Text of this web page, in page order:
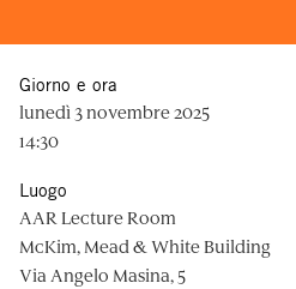
Giorno e ora
lunedì 3 novembre 2025
14:30
Luogo
AAR Lecture Room
McKim, Mead & White Building
Via Angelo Masina, 5